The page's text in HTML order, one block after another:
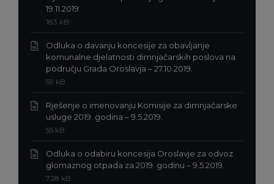
19.11.2019.
doc
Veličina
datoteke:
183 kB
Odluka o davanju koncesije za obavljanje
komunalne djelatnosti dimnjačarskih poslova na
području Grada Oroslavja – 27.10.2019.
docx
Veličina
datoteke:
59 kB
Rješenje o imenovanju Komisije za dimnjačarske
usluge 2019. godina – 9.5.2019.
docx
Veličina
datoteke:
55 kB
Odluka o odabiru koncesija Oroslavje za odvoz
glomaznog otpada za 2019. godinu – 9.5.2019.
Veličina
728 kB